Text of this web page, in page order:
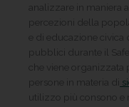
analizzare in maniera
percezioni della
e di educazione civica
pubblici durante il
che viene organizzata
persone in materia di
utilizzo più consono e